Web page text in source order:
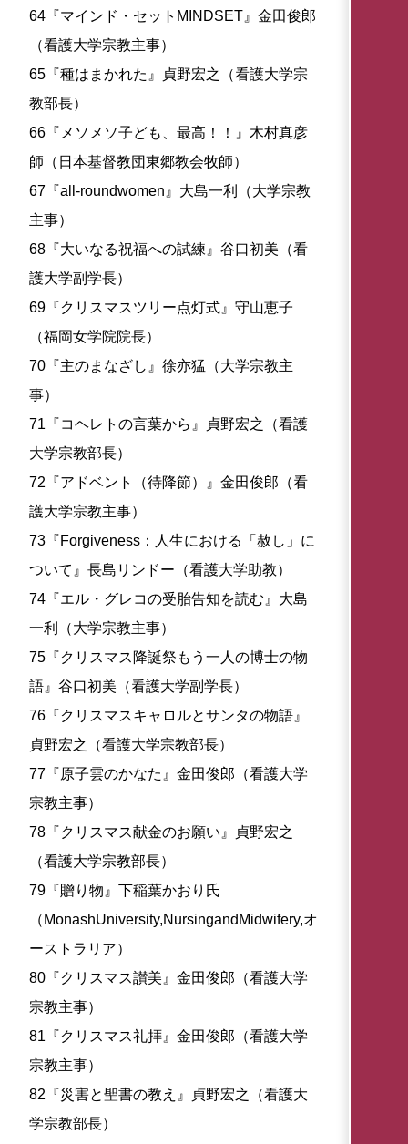
64『マインド・セットMINDSET』金田俊郎
（看護大学宗教主事）
65『種はまかれた』貞野宏之（看護大学宗
教部長）
66『メソメソ子ども、最高！！』木村真彦
師（日本基督教団東郷教会牧師）
67『all-roundwomen』大島一利（大学宗教
主事）
68『大いなる祝福への試練』谷口初美（看
護大学副学長）
69『クリスマスツリー点灯式』守山恵子
（福岡女学院院長）
70『主のまなざし』徐亦猛（大学宗教主
事）
71『コヘレトの言葉から』貞野宏之（看護
大学宗教部長）
72『アドベント（待降節）』金田俊郎（看
護大学宗教主事）
73『Forgiveness：人生における「赦し」に
ついて』長島リンドー（看護大学助教）
74『エル・グレコの受胎告知を読む』大島
一利（大学宗教主事）
75『クリスマス降誕祭もう一人の博士の物
語』谷口初美（看護大学副学長）
76『クリスマスキャロルとサンタの物語』
貞野宏之（看護大学宗教部長）
77『原子雲のかなた』金田俊郎（看護大学
宗教主事）
78『クリスマス献金のお願い』貞野宏之
（看護大学宗教部長）
79『贈り物』下稲葉かおり氏
（MonashUniversity,NursingandMidwifery,オ
ーストラリア）
80『クリスマス讃美』金田俊郎（看護大学
宗教主事）
81『クリスマス礼拝』金田俊郎（看護大学
宗教主事）
82『災害と聖書の教え』貞野宏之（看護大
学宗教部長）